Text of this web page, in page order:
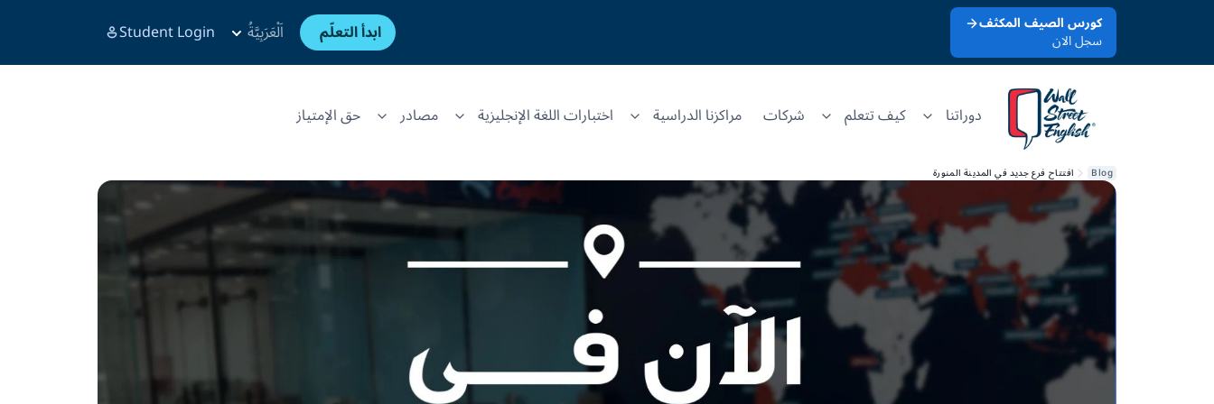
كورس الصيف المكثف
سجل الان ابدأ التعلّم اَلْعَرَبِيَّةُ Student Login
دوراتنا كيف تتعلم شركات مراكزنا الدراسية اختبارات اللغة الإنجليزية مصادر حق الإمتياز
Blog افتتاح فرع جديد في المدينة المنورة